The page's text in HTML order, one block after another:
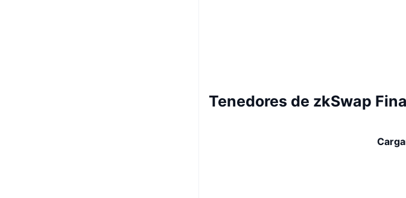
Tenedores de zkSwap